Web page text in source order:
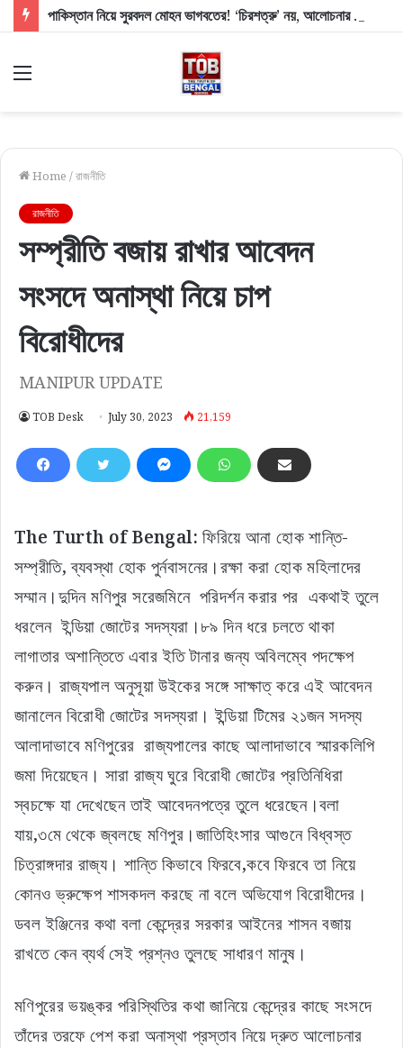
পাকিস্তান নিয়ে সুরবদল মোহন ভাগবতের! ‘চিরশত্রু’ নয়, আলোচনার পক্ষেই RSS প্রধান
Menu
Home /রাজনীতি
রাজনীতি
সম্প্রীতি বজায় রাখার আবেদন
সংসদে অনাস্থা নিয়ে চাপ
বিরোধীদের
MANIPUR UPDATE
TOB Desk July 30, 2023 21,159
The Turth of Bengal: ফিরিয়ে আনা হোক শান্তি-
সম্প্রীতি, ব্যবস্থা হোক পুর্নবাসনের।রক্ষা করা হোক মহিলাদের
সম্মান।দুদিন মণিপুর সরেজমিনে পরিদর্শন করার পর একথাই তুলে
ধরলেন ইন্ডিয়া জোটের সদস্যরা।৮৯ দিন ধরে চলতে থাকা
লাগাতার অশান্তিতে এবার ইতি টানার জন্য অবিলম্বে পদক্ষেপ
করুন। রাজ্যপাল অনুসূয়া উইকের সঙ্গে সাক্ষাত্ করে এই আবেদন
জানালেন বিরোধী জোটের সদস্যরা। ইন্ডিয়া টিমের ২১জন সদস্য
আলাদাভাবে মণিপুরের রাজ্যপালের কাছে আলাদাভাবে স্মারকলিপি
জমা দিয়েছেন। সারা রাজ্য ঘুরে বিরোধী জোটের প্রতিনিধিরা
স্বচক্ষে যা দেখেছেন তাই আবেদনপত্রে তুলে ধরেছেন।বলা
যায়,৩মে থেকে জ্বলছে মণিপুর।জাতিহিংসার আগুনে বিধ্বস্ত
চিত্রাঙ্গদার রাজ্য। শান্তি কিভাবে ফিরবে,কবে ফিরবে তা নিয়ে
কোনও ভ্রুক্ষেপ শাসকদল করছে না বলে অভিযোগ বিরোধীদের।
ডবল ইঞ্জিনের কথা বলা কেন্দ্রের সরকার আইনের শাসন বজায়
রাখতে কেন ব্যর্থ সেই প্রশ্নও তুলছে সাধারণ মানুষ।
মণিপুরের ভয়ঙ্কর পরিস্থিতির কথা জানিয়ে কেন্দ্রের কাছে সংসদে
তাঁদের তরফে পেশ করা অনাস্থা প্রস্তাব নিয়ে দ্রুত আলোচনার